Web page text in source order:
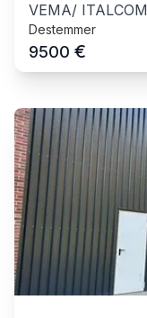
VEMA/ ITALCOM
Destemmer
9500 €